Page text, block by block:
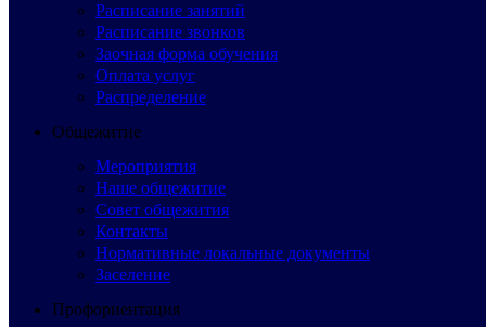
Расписание занятий
Расписание звонков
Заочная форма обучения
Оплата услуг
Распределение
Общежитие
Мероприятия
Наше общежитие
Совет общежития
Контакты
Нормативные локальные документы
Заселение
Профориентация